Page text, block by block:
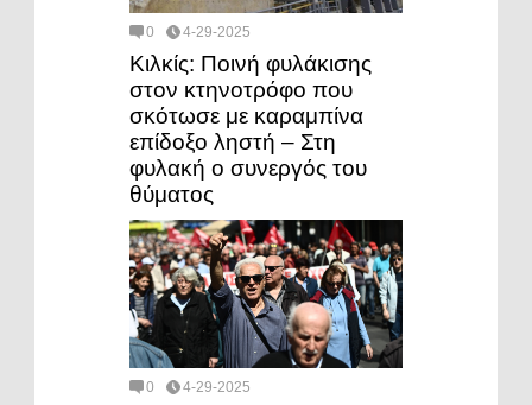
0 4-29-2025
Κιλκίς: Ποινή φυλάκισης
στον κτηνοτρόφο που
σκότωσε με καραμπίνα
επίδοξο ληστή – Στη
φυλακή ο συνεργός του
θύματος
0 4-29-2025